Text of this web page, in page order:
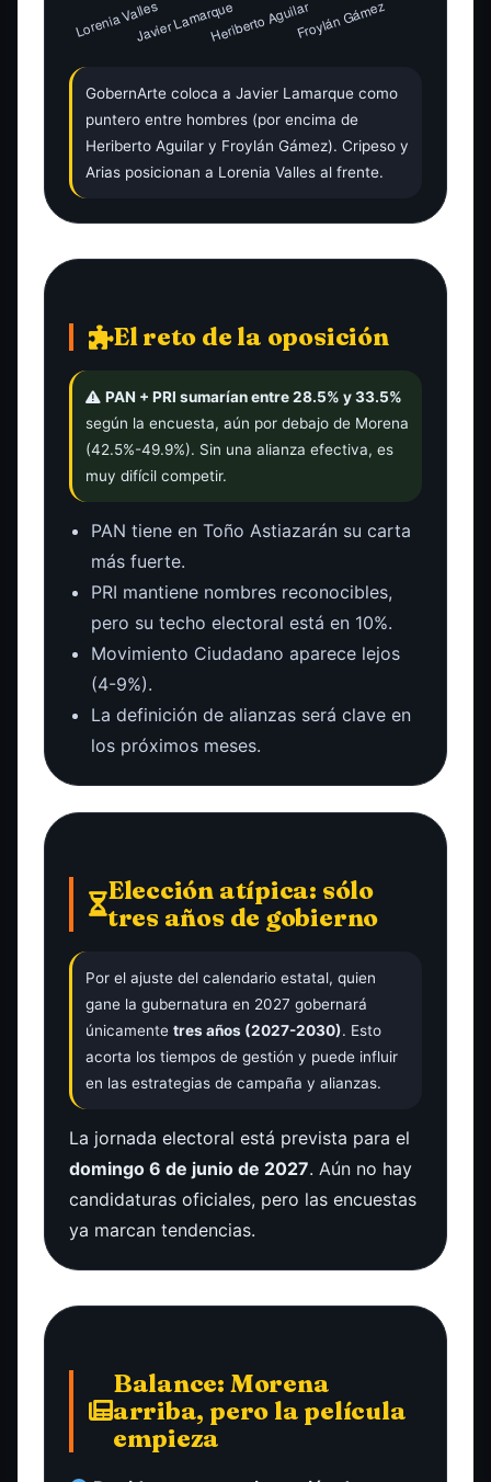
GobernArte coloca a Javier Lamarque como
puntero entre hombres (por encima de
Heriberto Aguilar y Froylán Gámez). Cripeso y
Arias posicionan a Lorenia Valles al frente.
El reto de la oposición
PAN + PRI sumarían entre 28.5% y 33.5%
según la encuesta, aún por debajo de Morena
(42.5%-49.9%). Sin una alianza efectiva, es
muy difícil competir.
PAN tiene en Toño Astiazarán su carta
más fuerte.
PRI mantiene nombres reconocibles,
pero su techo electoral está en 10%.
Movimiento Ciudadano aparece lejos
(4-9%).
La definición de alianzas será clave en
los próximos meses.
Elección atípica: sólo
tres años de gobierno
Por el ajuste del calendario estatal, quien
gane la gubernatura en 2027 gobernará
únicamente tres años (2027-2030). Esto
acorta los tiempos de gestión y puede influir
en las estrategias de campaña y alianzas.
La jornada electoral está prevista para el
domingo 6 de junio de 2027. Aún no hay
candidaturas oficiales, pero las encuestas
ya marcan tendencias.
Balance: Morena
arriba, pero la película
empieza